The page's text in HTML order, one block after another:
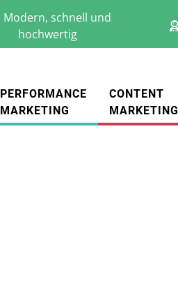
Modern, schnell und
hochwertig
PERFORMANCE
MARKETING
CONTENT
MARKETING